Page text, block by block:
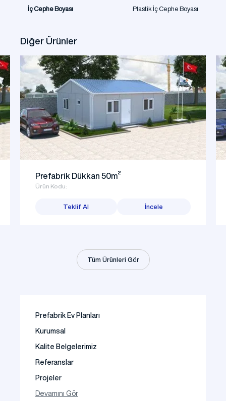
İç Cephe Boyası Plastik İç Cephe Boyası
Diğer Ürünler
Prefabrik Dükkan 50m²
Ürün Kodu:
Teklif Al İncele
Tüm Ürünleri Gör
Prefabrik Ev Planları
Kurumsal
Kalite Belgelerimiz
Referanslar
Projeler
Fotoğraf Galeri
Devamını Gör